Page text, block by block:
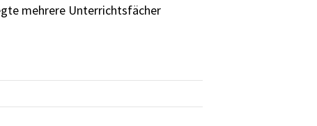
mehrere Unterrichtsfächer